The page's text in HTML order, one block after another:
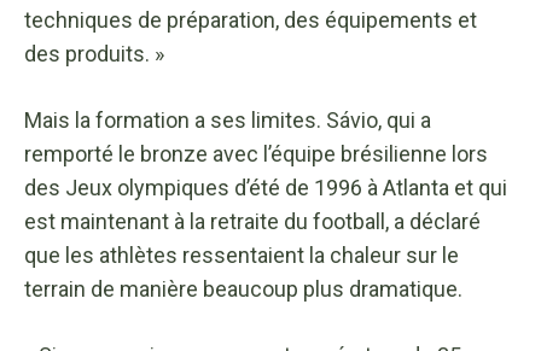
techniques de préparation, des équipements et
des produits. »
Mais la formation a ses limites. Sávio, qui a
remporté le bronze avec l’équipe brésilienne lors
des Jeux olympiques d’été de 1996 à Atlanta et qui
est maintenant à la retraite du football, a déclaré
que les athlètes ressentaient la chaleur sur le
terrain de manière beaucoup plus dramatique.